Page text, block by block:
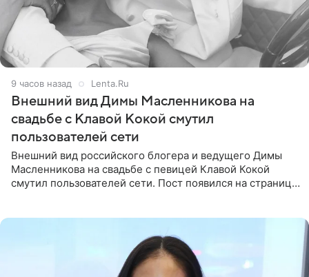
9 часов назад Lenta.Ru
Внешний вид Димы Масленникова на
свадьбе с Клавой Кокой смутил
пользователей сети
Внешний вид российского блогера и ведущего Димы
Масленникова на свадьбе с певицей Клавой Кокой
смутил пользователей сети. Пост появился на странице